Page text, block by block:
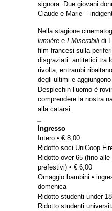
signora. Due giovani
Claude e Marie –
Nella stagione
lumière e I Miserabili di
film francesi sulla
disgraziati: antitetici tra
rivolta, entrambi
degli ultimi e
Desplechin l’uomo è
comprendere la nostra
alla catarsi.
Ingresso
Intero • € 8,00
Ridotto soci UniCoop
Ridotto over 65 (fino
prefestivi) • € 6,00
Omaggio bambini •
domenica
Ridotto studenti under
Ridotto studenti